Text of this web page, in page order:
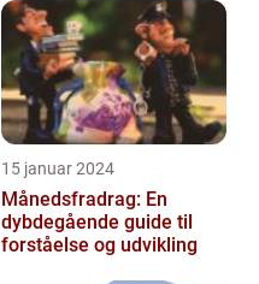
15 januar 2024
Månedsfradrag: En
dybdegående guide til
forståelse og udvikling